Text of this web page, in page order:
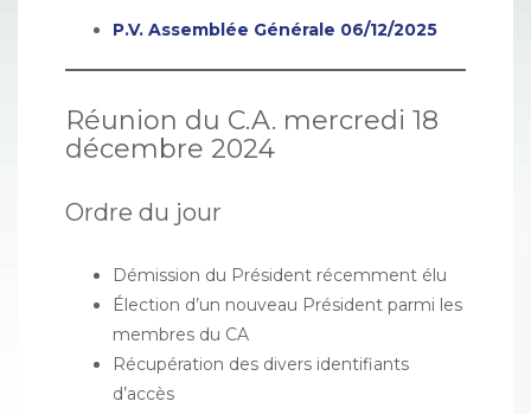
P.V. Assemblée Générale 06/12/2025
Réunion du C.A. mercredi 18
décembre 2024
Ordre du jour
Démission du Président récemment élu
Élection d’un nouveau Président parmi les
membres du CA
Récupération des divers identifiants
d’accès